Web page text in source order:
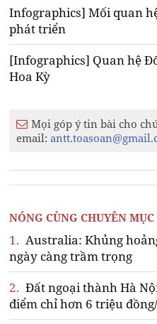
Infographics] Mối quan
phát triển
[Infographics] Quan hệ
Hoa Kỳ
Mọi góp ý tin bài cho
email:
NÓNG CÙNG CHUYÊN MỤC
1. Australia: Khủng
ngày càng trầm trọng
2. Đất ngoại thành Hà
điểm chỉ hơn 6 triệu